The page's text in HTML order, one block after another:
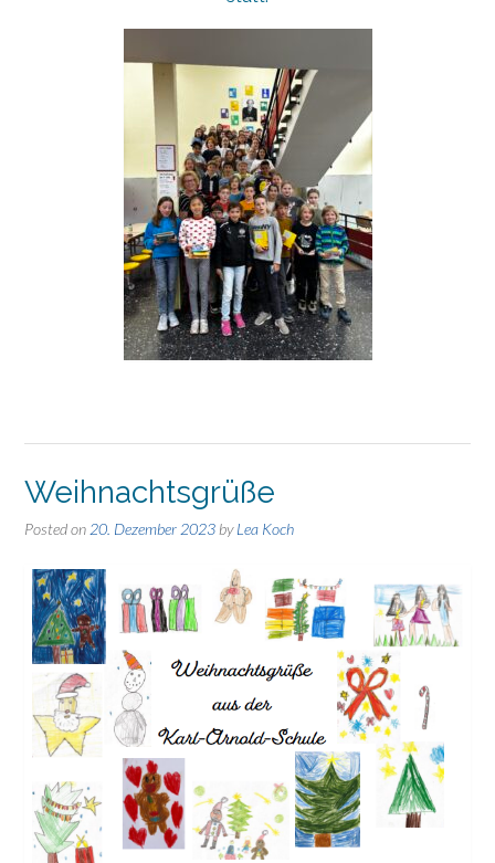
Weihnachtsgrüße
Posted on 20. Dezember 2023 byLea Koch